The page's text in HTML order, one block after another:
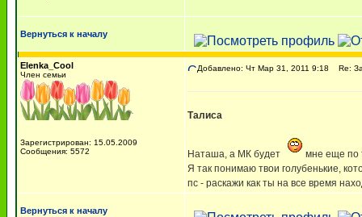
Вернуться к началу
Elenka_Cool
Член семьи
Зарегистрирован: 15.05.2009
Сообщения: 5572
Добавлено: Чт Мар 31, 2011 9:18 Re:
Талиса
Наташа, а МК будет
мне еще по
Я так понимаю твои голубенькие,
пс - раскажи как ты на все время
Вернуться к началу